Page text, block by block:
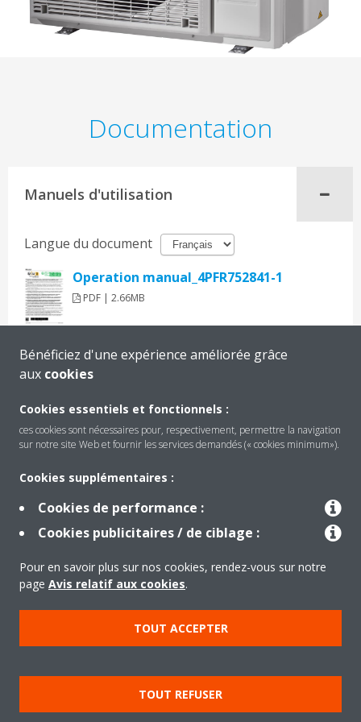
Documentation
Manuels d'utilisation
Langue du document
Operation manual_4PFR752841-1
PDF | 2.66MB
Produits
Solutions
À propos de Daikin
Bénéficiez d'une expérience améliorée grâce
aux cookies
Cookies essentiels et fonctionnels :
ces cookies sont nécessaires pour, respectivement, permettre la navigation
sur notre site Web et fournir les services demandés (« cookies minimum»).
Cookies supplémentaires :
Cookies de performance :
Cookies publicitaires / de ciblage :
Pour en savoir plus sur nos cookies, rendez-vous sur notre
page Avis relatif aux cookies.
TOUT ACCEPTER
TOUT REFUSER